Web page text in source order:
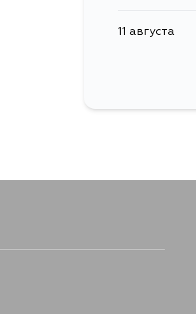
11 августа